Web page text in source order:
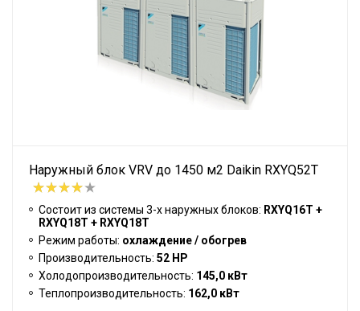
Наружный блок VRV до 1450 м2 Daikin RXYQ52T
Состоит из системы 3-х наружных блоков: RXYQ16T +
RXYQ18T + RXYQ18T
Режим работы: охлаждение / обогрев
Производительность: 52 HP
Холодопроизводительность: 145,0 кВт
Теплопроизводительность: 162,0 кВт